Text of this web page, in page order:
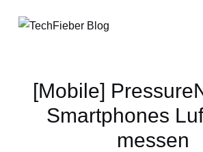
[Mobile]
Smartphones
messen